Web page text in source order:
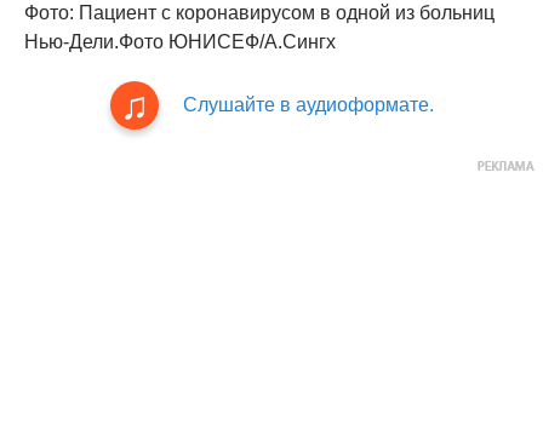
Фото: Пациент с коронавирусом в одной из больниц
Нью-Дели.Фото ЮНИСЕФ/А.Сингх
Слушайте в аудиоформате.